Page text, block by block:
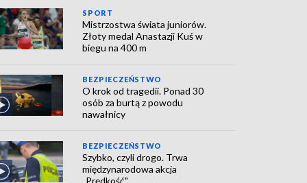
SPORT
Mistrzostwa świata juniorów.
Złoty medal Anastazji Kuś w
biegu na 400 m
BEZPIECZEŃSTWO
O krok od tragedii. Ponad 30
osób za burtą z powodu
nawałnicy
BEZPIECZEŃSTWO
Szybko, czyli drogo. Trwa
międzynarodowa akcja
„Prędkość"